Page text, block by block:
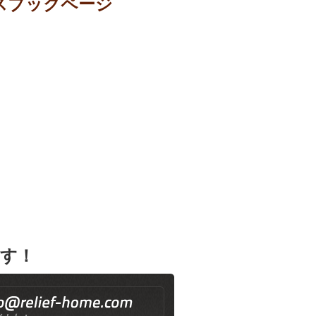
ブックページ
！